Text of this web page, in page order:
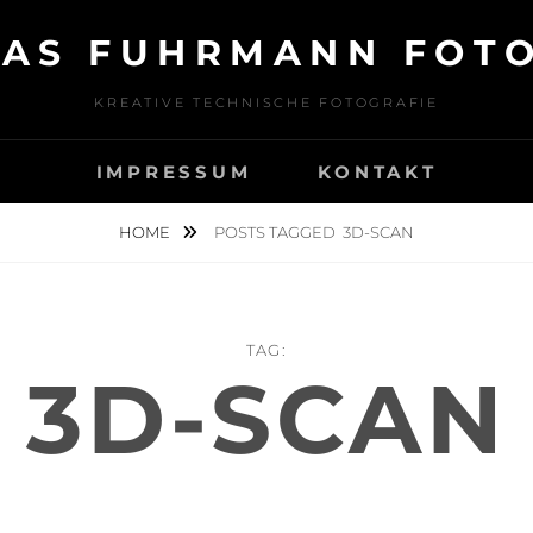
FUHRMANN
KREATIVE TECHNISCHE FOTOGRAFIE
IMPRESSUM KONTAKT
HOME POSTS TAGGED 3D-SCAN
TAG:
3D-SCAN